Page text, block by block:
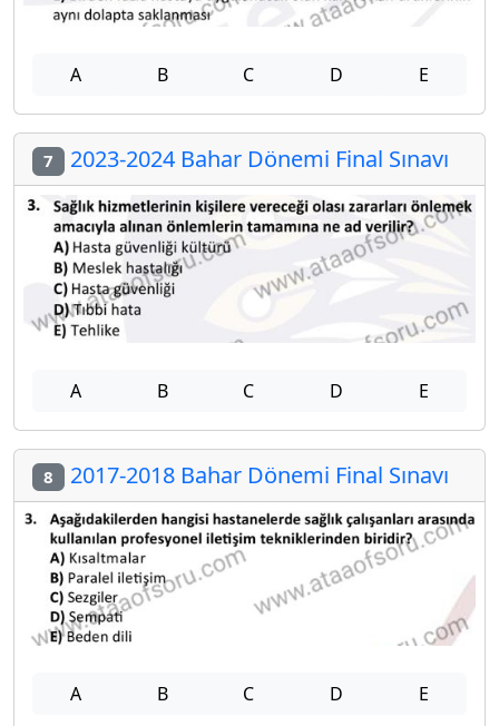
A B C D E
7 2023-2024 Bahar Dönemi Final Sınavı
A B C D E
8 2017-2018 Bahar Dönemi Final Sınavı
A B C D E